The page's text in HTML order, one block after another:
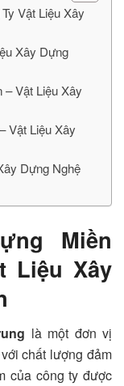
Vật Liệu Xây
Xây Dựng
– Vật Liệu Xây
Vật Liệu Xây
Dựng Nghệ
Miền
Liệu Xây
là một đơn vị
chất lượng đảm
của công ty được